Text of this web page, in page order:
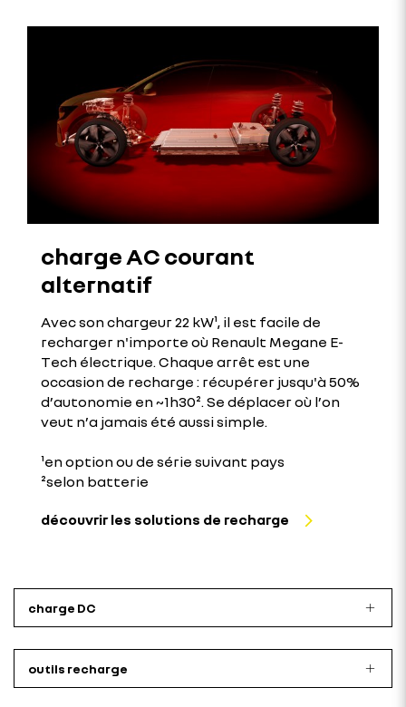
charge AC courant
alternatif
Avec son chargeur 22 kW¹, il est facile de
recharger n'importe où Renault Megane E-
Tech électrique. Chaque arrêt est une
occasion de recharge : récupérer jusqu'à 50%
d’autonomie en ~1h30². Se déplacer où l’on
veut n’a jamais été aussi simple.
¹en option ou de série suivant pays
²selon batterie
découvrir les solutions de recharge
charge DC
outils recharge